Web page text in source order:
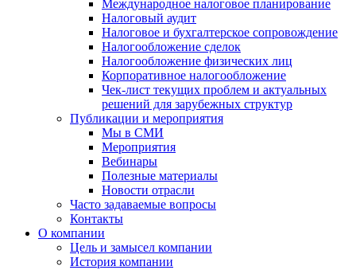
Международное налоговое планирование
Налоговый аудит
Налоговое и бухгалтерское сопровождение
Налогообложение сделок
Налогообложение физических лиц
Корпоративное налогообложение
Чек-лист текущих проблем и актуальных
решений для зарубежных структур
Публикации и мероприятия
Мы в СМИ
Мероприятия
Вебинары
Полезные материалы
Новости отрасли
Часто задаваемые вопросы
Контакты
О компании
Цель и замысел компании
История компании